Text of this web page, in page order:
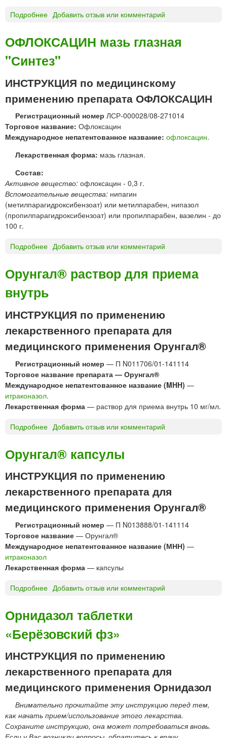
з
о
н
Подробнее
ф
л
о
к
с
а
ц
н
р
а
с
о
р
д
л
у
з
и
«
С
Т
Ф
А
Р
М
»
Добавить отзыв или комментарий
ОФЛОКСАЦИН мазь глазная
"Синтез"
ИНСТРУКЦИЯ по медицинскому
применению препарата ОФЛОКСАЦИН
Регистрационный номер ЛСР-000028/08-271014
Торговое название: Офлоксацин
Международное непатентованное название: офлоксацин.
Лекарственная форма: мазь глазная.
Состав:
Активное вещество: офлоксацин - 0,3 г.
Вспомогательные вещества: нипагин
(метилпарагидроксибензоат) или метилпарабен, нипазол
(пропилпарагидроксибензоат) или пропилпарабен, вазелин - до
100 г.
Подробнее
Л
К
С
А
Ц
И
Н
м
а
з
ь
г
а
я
"
С
н
т
е
з
Добавить отзыв или комментарий
Орунгал® раствор для приема
внутрь
ИНСТРУКЦИЯ по применению
лекарственного препарата для
медицинского применения Орунгал®
Регистрационный номер — П N011706/01-141114
Торговое название препарата — Орунгал®
Международное непатентованное название (MHH) —
итраконазол.
Лекарственная форма — раствор для приема внутрь 10 мг/мл.
Подробнее
у
г
а
®
р
а
с
в
я
р
и
е
м
в
н
у
т
р
Добавить отзыв или комментарий
Орунгал® капсулы
ИНСТРУКЦИЯ по применению
лекарственного препарата для
медицинского применения Орунгал®
Регистрационный номер — П N013888/01-141114
Торговое название — Орунгал®
Международное непатентованное название (МНН) —
итраконазол
Лекарственная форма — капсулы
Подробнее
у
н
г
а
л
®
к
а
п
с
у
Добавить отзыв или комментарий
Орнидазол таблетки
«Берёзовский фз»
ИНСТРУКЦИЯ по применению
лекарственного препарата для
медицинского применения Орнидазол
Внимательно прочитайте эту инструкцию перед тем,
как начать прием/использование этого лекарства.
Сохраните инструкцию, она может потребоваться вновь.